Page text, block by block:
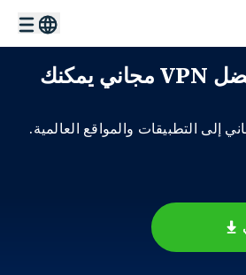
: أفضل VPN مجاني يمكنك
التطبيقات والمواقع العالمية.